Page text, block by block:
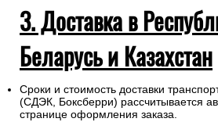
3. Доставка в
Беларусь и Казахстан
Сроки и стоимость доставки
(СДЭК, Боксберри) рассчитывается
странице оформления заказа.